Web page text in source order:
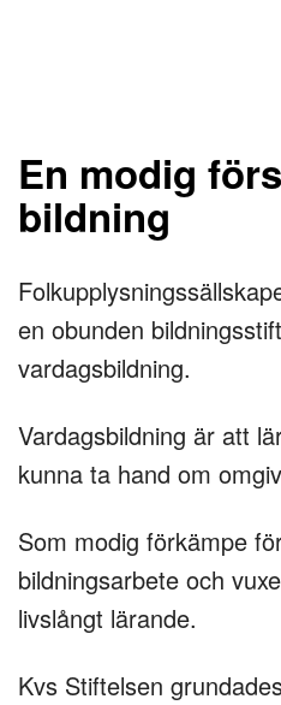
En modig
bildning
en obunden
vardagsbildning.
Vardagsbildning är att
kunna ta hand om
Som modig förkämpe
bildningsarbete och
livslångt lärande.
Kvs Stiftelsen